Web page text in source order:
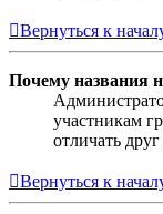
Вернуться к
Почему названия
участникам
отличать
Вернуться к